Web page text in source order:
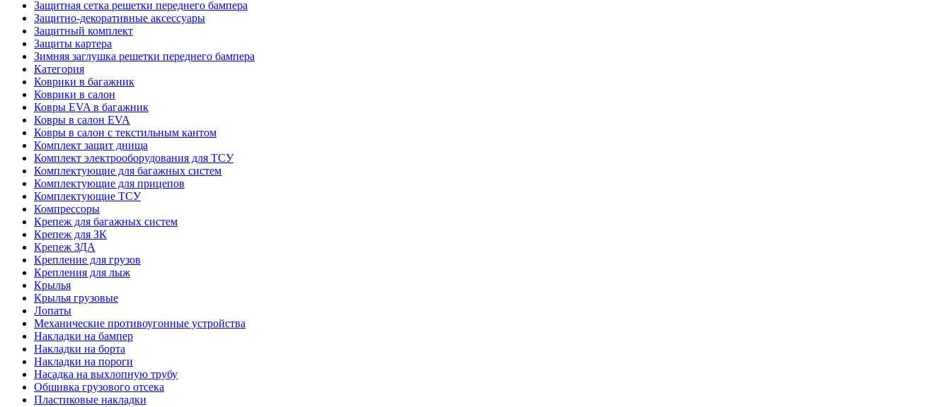
Защитная сетка решетки переднего бампера
Защитно-декоративные аксессуары
Защитный комплект
Защиты картера
Зимняя заглушка решетки переднего бампера
Категория
Коврики в багажник
Коврики в салон
Ковры EVA в багажник
Ковры в салон EVA
Ковры в салон с текстильным кантом
Комплект защит днища
Комплект электрооборудования для ТСУ
Комплектующие для багажных систем
Комплектующие для прицепов
Комплектующие ТСУ
Компрессоры
Крепеж для багажных систем
Крепеж для ЗК
Крепеж ЗДА
Крепление для грузов
Крепления для лыж
Крылья
Крылья грузовые
Лопаты
Механические противоугонные устройства
Накладки на бампер
Накладки на борта
Накладки на пороги
Насадка на выхлопную трубу
Обшивка грузового отсека
Пластиковые накладки